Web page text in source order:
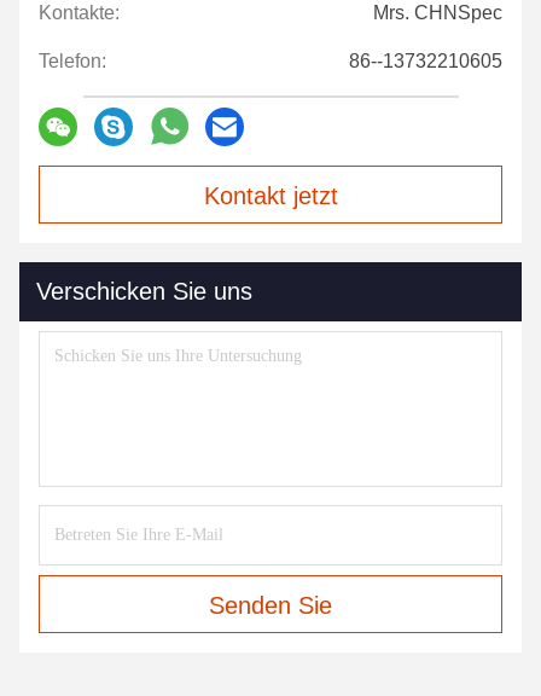
Kontakte: Mrs. CHNSpec
Telefon: 86--13732210605
Kontakt jetzt
Verschicken Sie uns
Senden Sie